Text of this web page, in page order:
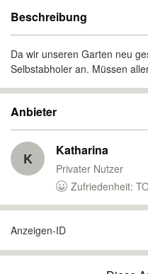
Beschreibung
Da wir unseren Garten neu
Selbstabholer an. Müssen
Anbieter
K Katharina
Privater Nutzer
Zufriedenheit:
Anzeigen-ID